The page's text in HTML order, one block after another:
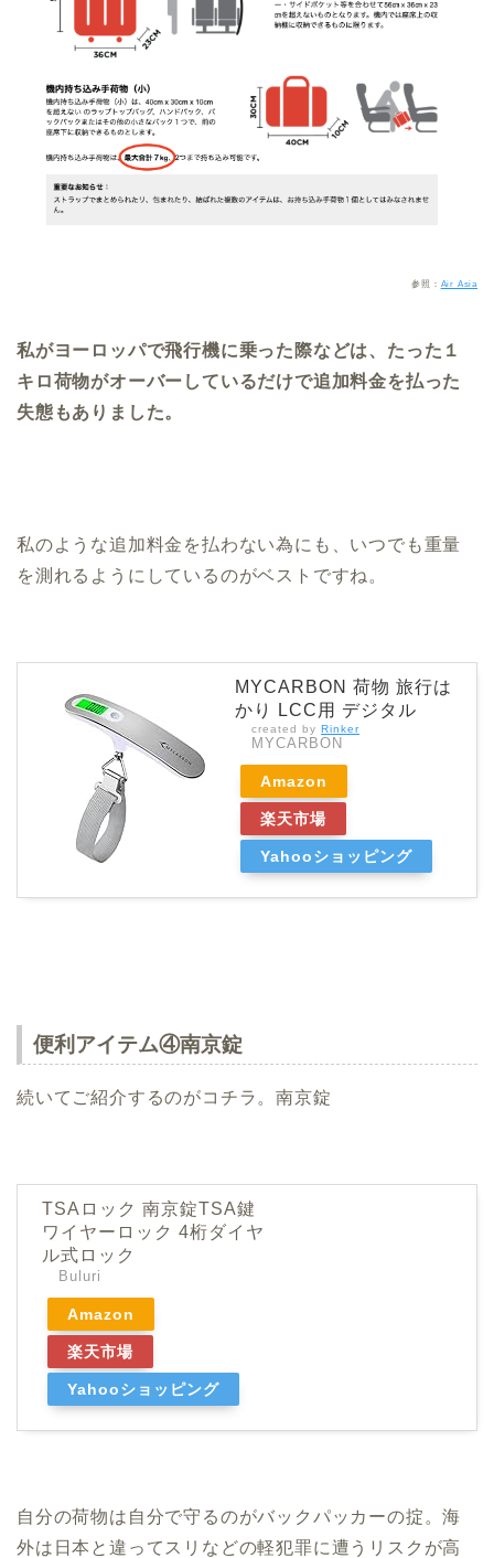
参照： Air Asia
私がヨーロッパで飛行機に乗った際などは、たった１
キロ荷物がオーバーしているだけで追加料金を払った
失態もありました。
私のような追加料金を払わない為にも、いつでも重量
を測れるようにしているのがベストですね。
MYCARBON 荷物 旅行は
かり LCC用 デジタル
created by Rinker
MYCARBON
Amazon
楽天市場
Yahooショッピング
便利アイテム④南京錠
続いてご紹介するのがコチラ。南京錠
TSAロック 南京錠TSA鍵
ワイヤーロック 4桁ダイヤ
ル式ロック
Buluri
Amazon
楽天市場
Yahooショッピング
自分の荷物は自分で守るのがバックパッカーの掟。海
外は日本と違ってスリなどの軽犯罪に遭うリスクが高